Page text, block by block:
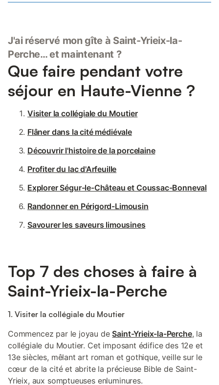
J'ai réservé mon gîte à Saint-Yrieix-la-
Perche… et maintenant ?
Que faire pendant votre
séjour en Haute-Vienne ?
Visiter la collégiale du Moutier
Flâner dans la cité médiévale
Découvrir l'histoire de la porcelaine
Profiter du lac d'Arfeuille
Explorer Ségur-le-Château et Coussac-Bonneval
Randonner en Périgord-Limousin
Savourer les saveurs limousines
Top 7 des choses à faire à
Saint-Yrieix-la-Perche
1. Visiter la collégiale du Moutier
Commencez par le joyau de Saint-Yrieix-la-Perche, la
collégiale du Moutier. Cet imposant édifice des 12e et
13e siècles, mêlant art roman et gothique, veille sur le
cœur de la cité et abrite la précieuse Bible de Saint-
Yrieix, aux somptueuses enluminures.